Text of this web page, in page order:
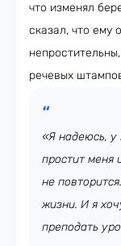
что изменял
сказал, что ему
речевых
«Я надеюсь, у
простит меня
не
жизни. И я
преподать